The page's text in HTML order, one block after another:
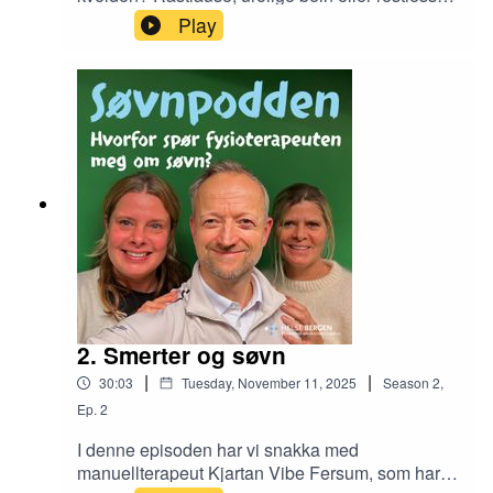
legs (RLS) er ein tilstand som mange opplever.
For dei fleste er plagane til å leve med, men for
nokre blir dei så store at det går ut over søvn og
livskvalitet.Søvnpodden har hatt besøk av
nevrolog Einar Kinge, som er ekspert på denne
tilstanden. Han fortel om førekomst, symptom og
korleis sjukdomen skal behandlast.
Play
2. Smerter og søvn
30:03 | Tuesday, November 11, 2025 | Season 2,
Ep. 2
I denne episoden har vi snakka med
manuellterapeut Kjartan Vibe Fersum, som har